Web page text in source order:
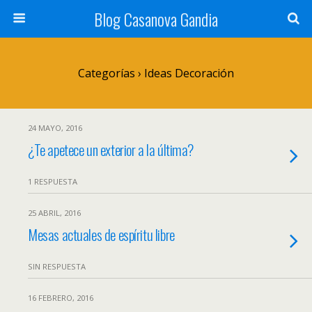
Blog Casanova Gandia
Categorías › Ideas Decoración
24 MAYO, 2016
¿Te apetece un exterior a la última?
1 RESPUESTA
25 ABRIL, 2016
Mesas actuales de espíritu libre
SIN RESPUESTA
16 FEBRERO, 2016